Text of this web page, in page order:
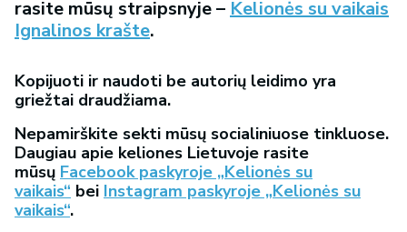
rasite mūsų straipsnyje – Kelionės su vaikais
Ignalinos krašte.
Kopijuoti ir naudoti be autorių leidimo yra
griežtai draudžiama.
Nepamirškite sekti mūsų socialiniuose tinkluose.
Daugiau apie keliones Lietuvoje rasite
mūsų Facebook paskyroje „Kelionės su
vaikais“ bei Instagram paskyroje „Kelionės su
vaikais“.